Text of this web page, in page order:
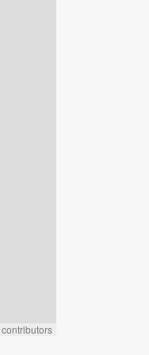
contributors